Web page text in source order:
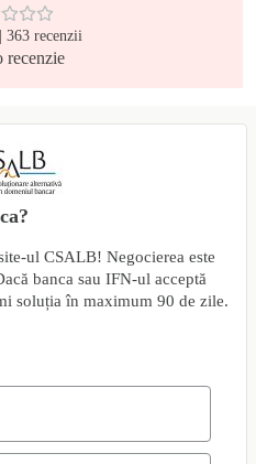
| 363 recenzii
recenzie
ul CSALB! Negocierea este
banca sau IFN-ul acceptă
soluția în maximum 90 de zile.